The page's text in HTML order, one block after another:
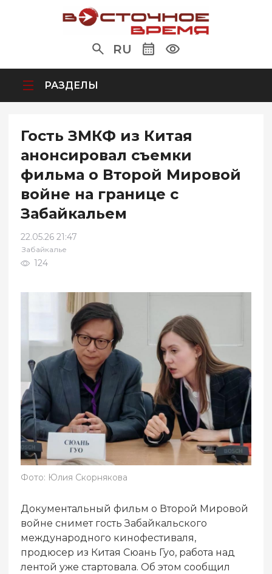
RU
РАЗДЕЛЫ
Гость ЗМКФ из Китая
анонсировал съемки
фильма о Второй Мировой
войне на границе с
Забайкальем
22.05.26 21:47
Забайкалье
124
Фото: Юлия Скорнякова
Документальный фильм о Второй Мировой
войне снимет гость Забайкальского
международного кинофестиваля,
продюсер из Китая Сюань Гуо, работа над
лентой уже стартовала. Об этом сообщил